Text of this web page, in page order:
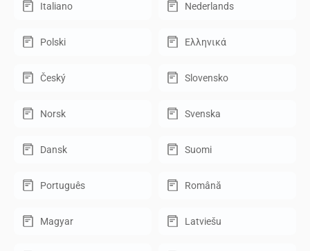
Italiano Nederlands
Polski Ελληνικά
Český Slovensko
Norsk Svenska
Dansk Suomi
Português Română
Magyar Latviešu